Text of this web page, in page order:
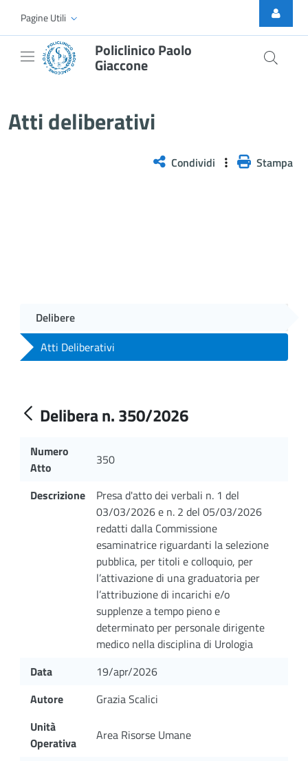
Skip to Main Content
Pagine Utili
Policlinico Paolo
Giaccone
Atti deliberativi
Condividi Stampa
Delibere
Atti Deliberativi
Delibera n. 350/2026
Numero
Atto
350
Descrizione
Presa d'atto dei verbali n. 1 del
03/03/2026 e n. 2 del 05/03/2026
redatti dalla Commissione
esaminatrice riguardanti la selezione
pubblica, per titoli e colloquio, per
l’attivazione di una graduatoria per
l’attribuzione di incarichi e/o
supplenze a tempo pieno e
determinato per personale dirigente
medico nella disciplina di Urologia
Data
19/apr/2026
Autore
Grazia Scalici
Unità
Operativa
Area Risorse Umane